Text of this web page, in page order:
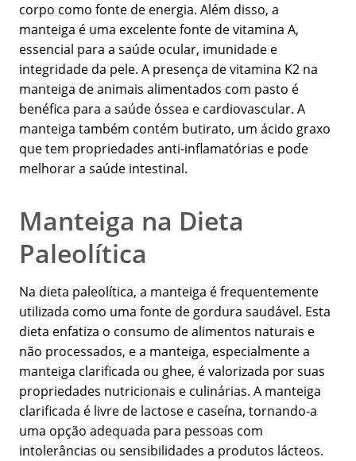
corpo como fonte de energia. Além disso, a
manteiga é uma excelente fonte de vitamina A,
essencial para a saúde ocular, imunidade e
integridade da pele. A presença de vitamina K2 na
manteiga de animais alimentados com pasto é
benéfica para a saúde óssea e cardiovascular. A
manteiga também contém butirato, um ácido graxo
que tem propriedades anti-inflamatórias e pode
melhorar a saúde intestinal.
Manteiga na Dieta
Paleolítica
Na dieta paleolítica, a manteiga é frequentemente
utilizada como uma fonte de gordura saudável. Esta
dieta enfatiza o consumo de alimentos naturais e
não processados, e a manteiga, especialmente a
manteiga clarificada ou ghee, é valorizada por suas
propriedades nutricionais e culinárias. A manteiga
clarificada é livre de lactose e caseína, tornando-a
uma opção adequada para pessoas com
intolerâncias ou sensibilidades a produtos lácteos.